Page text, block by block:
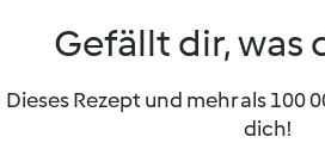
Gefällt dir, was
Dieses Rezept und mehr als 100
dich!